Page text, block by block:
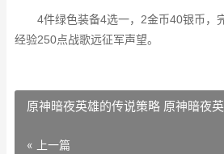
4件绿色装备4选一，2金币40银币，
经验250点战歌远征军声望。
原神暗夜英雄的传说策略 原神暗夜
« 上一篇